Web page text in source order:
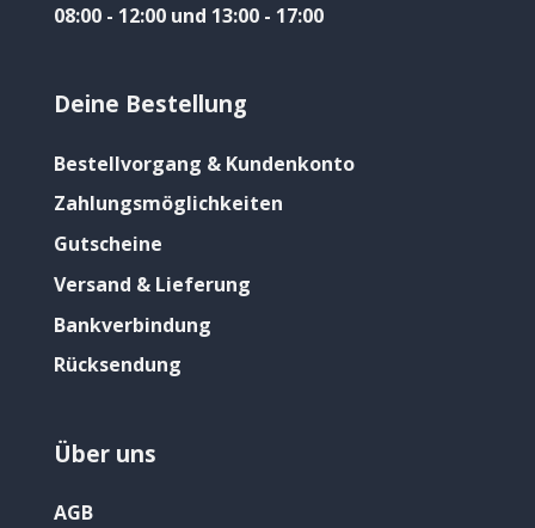
08:00 - 12:00 und 13:00 - 17:00
Deine Bestellung
Bestellvorgang & Kundenkonto
Zahlungsmöglichkeiten
Gutscheine
Versand & Lieferung
Bankverbindung
Rücksendung
Über uns
AGB